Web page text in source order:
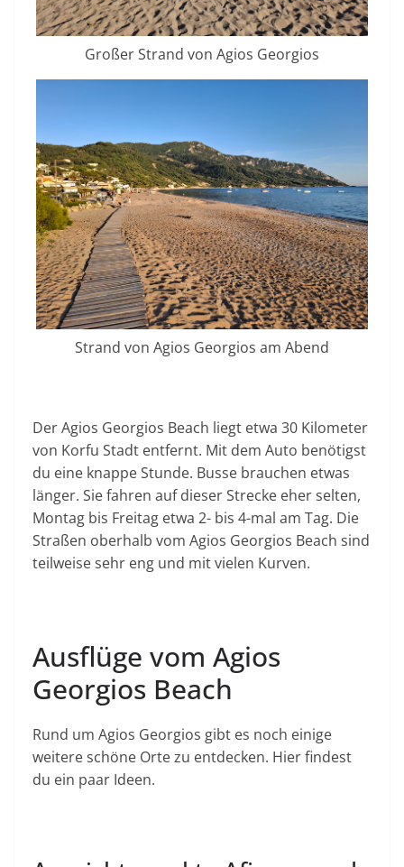
Großer Strand von Agios Georgios
Strand von Agios Georgios am Abend
Der Agios Georgios Beach liegt etwa 30 Kilometer
von Korfu Stadt entfernt. Mit dem Auto benötigst
du eine knappe Stunde. Busse brauchen etwas
länger. Sie fahren auf dieser Strecke eher selten,
Montag bis Freitag etwa 2- bis 4-mal am Tag. Die
Straßen oberhalb vom Agios Georgios Beach sind
teilweise sehr eng und mit vielen Kurven.
Ausflüge vom Agios
Georgios Beach
Rund um Agios Georgios gibt es noch einige
weitere schöne Orte zu entdecken. Hier findest
du ein paar Ideen.